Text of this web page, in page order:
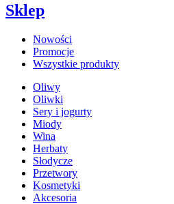
Sklep
Nowości
Promocje
Wszystkie produkty
Oliwy
Oliwki
Sery i jogurty
Miody
Wina
Herbaty
Słodycze
Przetwory
Kosmetyki
Akcesoria